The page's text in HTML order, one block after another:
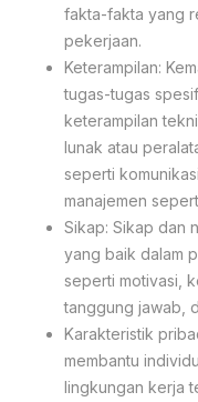
fakta-fakta yang
pekerjaan.
Keterampilan:
tugas-tugas
keterampilan
lunak atau
seperti
manajemen
Sikap: Sikap dan
yang baik dalam
seperti motivasi,
tanggung jawab,
Karakteristik
membantu
lingkungan kerja